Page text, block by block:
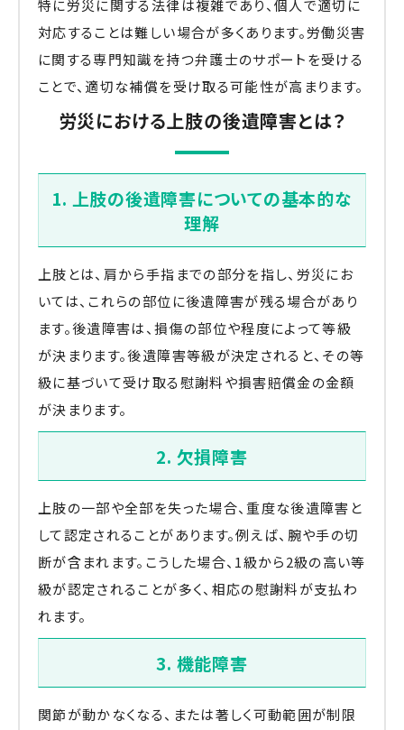
特に労災に関する法律は複雑であり、個人で適切に
対応することは難しい場合が多くあります。労働災害
に関する専門知識を持つ弁護士のサポートを受ける
ことで、適切な補償を受け取る可能性が高まります。
労災における上肢の後遺障害とは？
1. 上肢の後遺障害についての基本的な
理解
上肢とは、肩から手指までの部分を指し、労災にお
いては、これらの部位に後遺障害が残る場合があり
ます。後遺障害は、損傷の部位や程度によって等級
が決まります。後遺障害等級が決定されると、その等
級に基づいて受け取る慰謝料や損害賠償金の金額
が決まります。
2. 欠損障害
上肢の一部や全部を失った場合、重度な後遺障害と
して認定されることがあります。例えば、腕や手の切
断が含まれます。こうした場合、1級から2級の高い等
級が認定されることが多く、相応の慰謝料が支払わ
れます。
3. 機能障害
関節が動かなくなる、または著しく可動範囲が制限